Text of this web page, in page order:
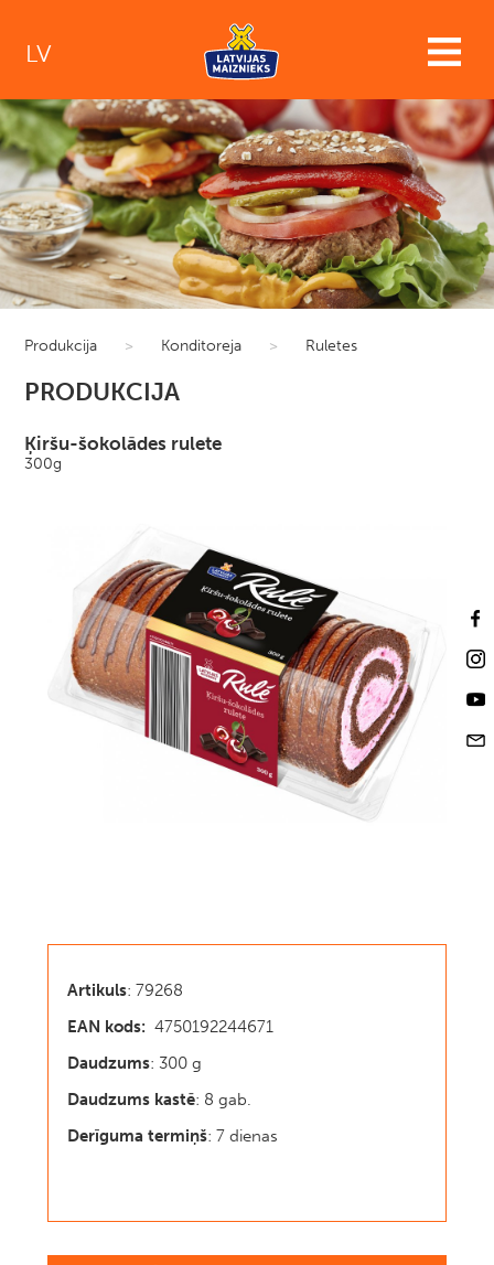
LV
Produkcija > Konditoreja > Ruletes
PRODUKCIJA
Ķiršu-šokolādes rulete
300g
Artikuls: 79268
EAN kods: 4750192244671
Daudzums: 300 g
Daudzums kastē: 8 gab.
Derīguma termiņš: 7 dienas